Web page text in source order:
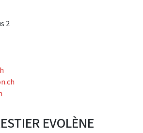
2
EVOLÈNE